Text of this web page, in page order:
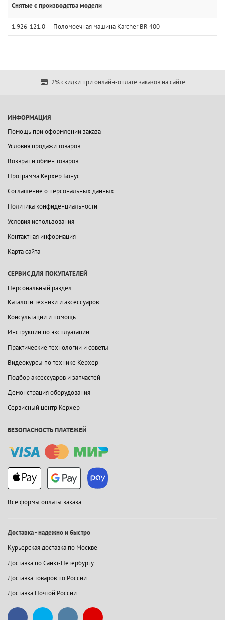
Снятые с производства модели
1.926-121.0 Поломоечная машина Karcher BR 400
2% скидки при онлайн-оплате заказов на сайте
ИНФОРМАЦИЯ
Помощь при оформлении заказа
Условия продажи товаров
Возврат и обмен товаров
Программа Керхер Бонус
Соглашение о персональных данных
Политика конфиденциальности
Условия использования
Контактная информация
Карта сайта
СЕРВИС ДЛЯ ПОКУПАТЕЛЕЙ
Персональный раздел
Каталоги техники и аксессуаров
Консультации и помощь
Инструкции по эксплуатации
Практические технологии и советы
Видеокурсы по технике Керхер
Подбор аксессуаров и запчастей
Демонстрация оборудования
Сервисный центр Керхер
БЕЗОПАСНОСТЬ ПЛАТЕЖЕЙ
Все формы оплаты заказа
Доставка - надежно и быстро
Курьерская доставка по Москве
Доставка по Санкт-Петербургу
Доставка товаров по России
Доставка Почтой России